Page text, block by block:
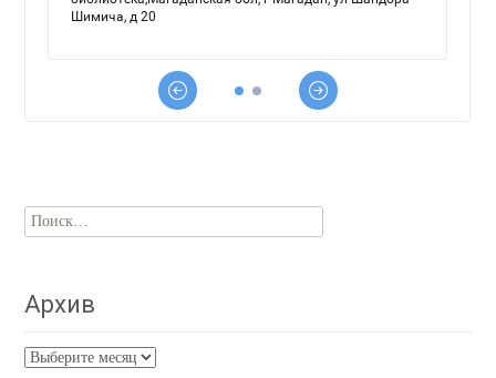
Найти:
Архив
Архив